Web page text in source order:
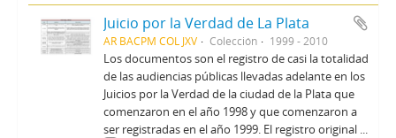
Juicio por la Verdad de La Plata
AR BACPM COL JXV Colección 1999 - 2010
Los documentos son el registro de casi la totalidad
de las audiencias públicas llevadas adelante en los
Juicios por la Verdad de la ciudad de la Plata que
comenzaron en el año 1998 y que comenzaron a
ser registradas en el año 1999. El registro original ...